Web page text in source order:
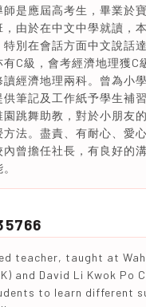
師是應屆高考生，畢業於
，由於在中文中學就讀，
特別在會話方面中文說話
C級，會考經濟地理獲C
讀經濟地理兩科。曾為小
筆記及工作紙予學生補
園跳舞助教，對於小朋友
方法。盡責、有耐心、愛
內曾擔任社長，有良好的
teacher, taught at Wah
and David Li Kwok Po
to learn different